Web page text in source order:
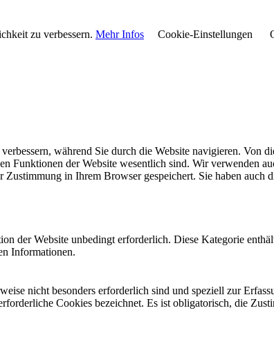
zu verbessern. Mehr Infos Cookie-Einstellungen
während Sie durch die Website navigieren.
Funktionen der Website wesentlich sind. Wir verwenden
in Ihrem Browser gespeichert. Sie haben
der Website unbedingt erforderlich. Diese Kategorie
Informationen.
nicht besonders erforderlich sind und speziell zur
Cookies bezeichnet. Es ist obligatorisch, die